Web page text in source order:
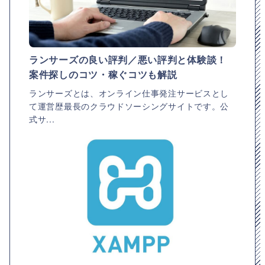
ランサーズの良い評判／悪い評判と体験談！
案件探しのコツ・稼ぐコツも解説
ランサーズとは、オンライン仕事発注サービスとし
て運営歴最長のクラウドソーシングサイトです。公
式サ...